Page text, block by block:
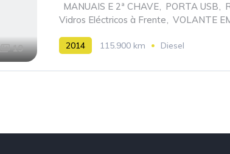
19
MANUAIS E 2ª CHAVE, PORTA USB,
Vidros Eléctricos à Frente, VOLANTE
2014 115.900 km Diesel